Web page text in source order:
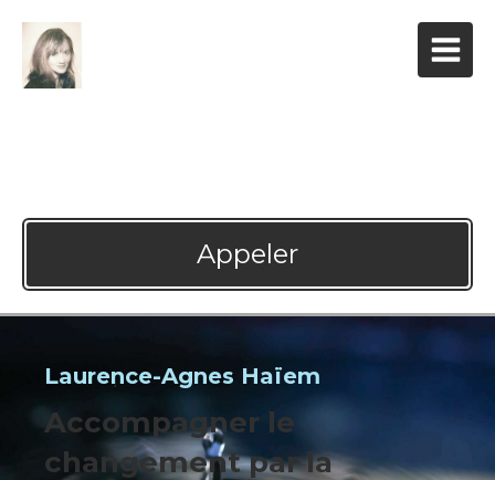
Appeler
Laurence-Agnes Haïem
Accompagner le
changement par la